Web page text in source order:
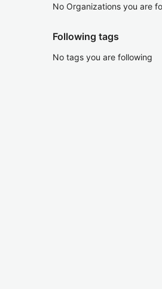
No Organizations you are
Following tags
No tags you are following